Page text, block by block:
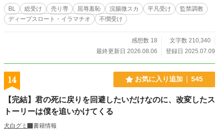
も励みになります！ご覧頂いた皆様、数えきれないほどある小説から見つけて読
んで頂いて、ありがとうございます！ 章名や内容の手直し、誤字脱字の修正を
加えました。2026.4.28
BL 総受け 売り専 屈辱羞恥 浣腸微スカ 平凡受け
監禁調教
ディープスロート・イラマチオ
不憫受け
感想数 18
文字数 210,340
最終更新日 2026.08.06
登録日 2025.07.09
14 お気に入り追加 545
【完結】君の死に戻りを回避したいだけなのに、改変したス
トーリーは僕を追いかけてくる
犬白グミ
書籍情報